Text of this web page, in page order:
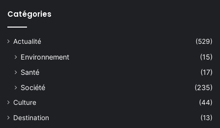
Catégories
Actualité (529)
Environnement
(15)
Santé
(17)
Société
(235)
Culture
(44)
Destination
(13)